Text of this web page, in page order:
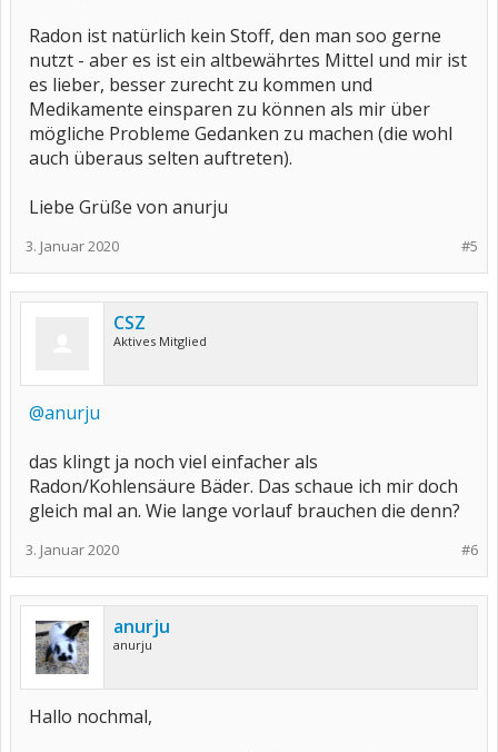
Radon ist natürlich kein Stoff, den man soo gerne
nutzt - aber es ist ein altbewährtes Mittel und mir ist
es lieber, besser zurecht zu kommen und
Medikamente einsparen zu können als mir über
mögliche Probleme Gedanken zu machen (die wohl
auch überaus selten auftreten).
Liebe Grüße von anurju
#5
3. Januar 2020
CSZ
Aktives Mitglied
@anurju
das klingt ja noch viel einfacher als
Radon/Kohlensäure Bäder. Das schaue ich mir doch
gleich mal an. Wie lange vorlauf brauchen die denn?
#6
3. Januar 2020
anurju
anurju
Hallo nochmal,